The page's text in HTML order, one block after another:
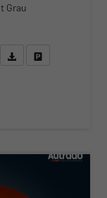
Grau
anfragen
rufen Sie an
Fahrzeugexposé (PDF)